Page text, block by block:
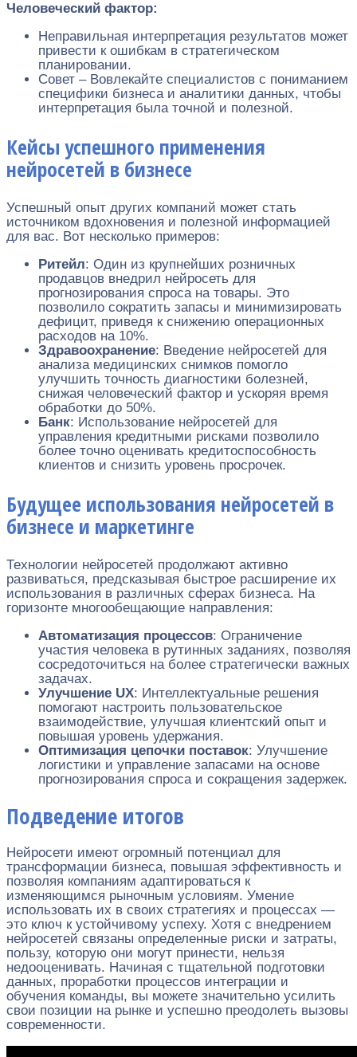
Человеческий фактор:
Неправильная интерпретация результатов может
привести к ошибкам в стратегическом
планировании.
Совет – Вовлекайте специалистов с пониманием
специфики бизнеса и аналитики данных, чтобы
интерпретация была точной и полезной.
Кейсы успешного применения
нейросетей в бизнесе
Успешный опыт других компаний может стать
источником вдохновения и полезной информацией
для вас. Вот несколько примеров:
Ритейл: Один из крупнейших розничных
продавцов внедрил нейросеть для
прогнозирования спроса на товары. Это
позволило сократить запасы и минимизировать
дефицит, приведя к снижению операционных
расходов на 10%.
Здравоохранение: Введение нейросетей для
анализа медицинских снимков помогло
улучшить точность диагностики болезней,
снижая человеческий фактор и ускоряя время
обработки до 50%.
Банк: Использование нейросетей для
управления кредитными рисками позволило
более точно оценивать кредитоспособность
клиентов и снизить уровень просрочек.
Будущее использования нейросетей в
бизнесе и маркетинге
Технологии нейросетей продолжают активно
развиваться, предсказывая быстрое расширение их
использования в различных сферах бизнеса. На
горизонте многообещающие направления:
Автоматизация процессов: Ограничение
участия человека в рутинных заданиях, позволяя
сосредоточиться на более стратегически важных
задачах.
Улучшение UX: Интеллектуальные решения
помогают настроить пользовательское
взаимодействие, улучшая клиентский опыт и
повышая уровень удержания.
Оптимизация цепочки поставок: Улучшение
логистики и управление запасами на основе
прогнозирования спроса и сокращения задержек.
Подведение итогов
Нейросети имеют огромный потенциал для
трансформации бизнеса, повышая эффективность и
позволяя компаниям адаптироваться к
изменяющимся рыночным условиям. Умение
использовать их в своих стратегиях и процессах —
это ключ к устойчивому успеху. Хотя с внедрением
нейросетей связаны определенные риски и затраты,
пользу, которую они могут принести, нельзя
недооценивать. Начиная с тщательной подготовки
данных, проработки процессов интеграции и
обучения команды, вы можете значительно усилить
свои позиции на рынке и успешно преодолеть вызовы
современности.